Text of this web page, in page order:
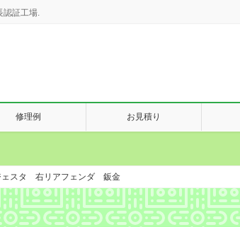
認証工場.
修理例 お見積り
ェスタ 右リアフェンダ 鈑金